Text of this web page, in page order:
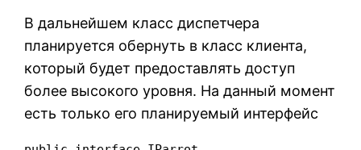
В дальнейшем класс диспетчера
планируется обернуть в класс клиента,
который будет предоставлять доступ
более высокого уровня. На данный момент
есть только его планируемый интерфейс